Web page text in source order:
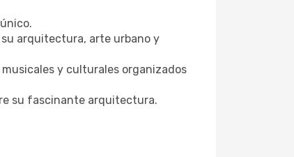
su arquitectura, arte urbano y
y culturales organizados
su fascinante arquitectura.